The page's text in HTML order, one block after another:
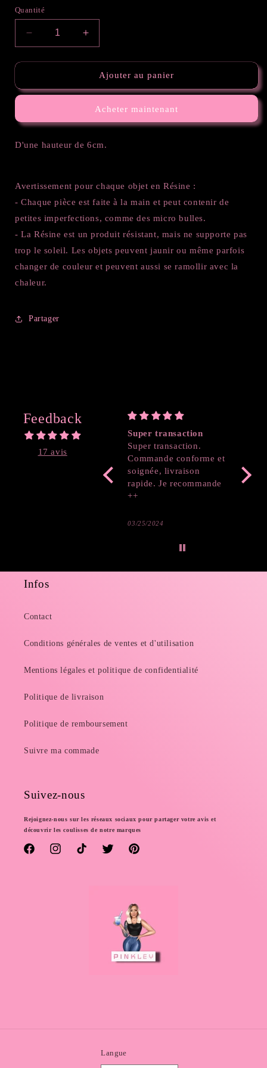
Quantité
Réduire
la
quantité
Petite
Augmenter
la
quantité
Petite
blanc/argenté
Ajouter au panier
Acheter maintenant
D'une hauteur de 6cm.
Avertissement pour chaque objet en Résine :
- Chaque pièce est faite à la main et peut contenir de
petites imperfections, comme des micro bulles.
- La Résine est un produit résistant, mais ne supporte pas
trop le soleil. Les objets peuvent jaunir ou même parfois
changer de couleur et peuvent aussi se ramollir avec la
chaleur.
Partager
Feedback
17 avis
Super transaction
Super transaction.
Commande conforme et
soignée, livraison
rapide. Je recommande
++
03/25/2024
Infos
Contact
Conditions générales de ventes et d'utilisation
Mentions légales et politique de confidentialité
Politique de livraison
Politique de remboursement
Suivre ma commade
Suivez-nous
Rejoignez-nous sur les réseaux sociaux pour partager votre avis et
découvrir les coulisses de notre marques
FacebookInstagramTikTok Twitter Pinterest
Langue